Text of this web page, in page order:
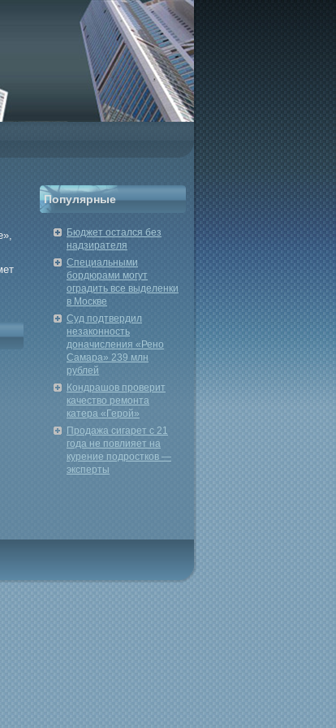
Популярные
Бюджет остался без
надзирателя
Специальными
бордюрами могут
оградить все выделенки
в Москве
Суд подтвердил
незаконность
доначисления «Рено
Самара» 239 млн
рублей
Кондрашов проверит
качество ремонта
катера «Герой»
Продажа сигарет с 21
года не повлияет на
курение подростков —
эксперты